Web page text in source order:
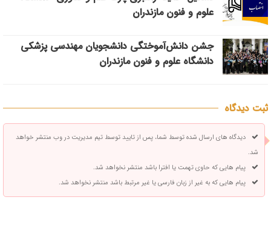
علوم و فنون مازندران
جشن دانش‌آموختگی دانشجویان مهندسی پزشکی
دانشگاه علوم و فنون مازندران
ثبت دیدگاه
دیدگاه های ارسال شده توسط شما، پس از تایید توسط تیم مدیریت در وب منتشر خواهد
شد.
پیام هایی که حاوی تهمت یا افترا باشد منتشر نخواهد شد.
پیام هایی که به غیر از زبان فارسی یا غیر مرتبط باشد منتشر نخواهد شد.